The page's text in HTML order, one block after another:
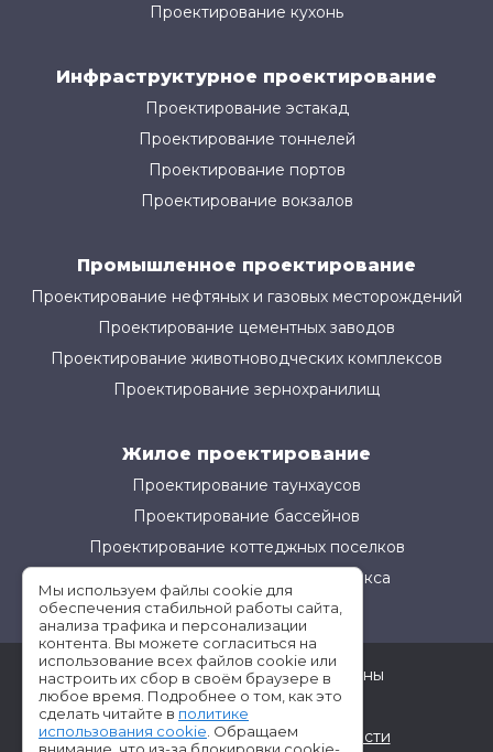
Проектирование кухонь
Инфраструктурное проектирование
Проектирование эстакад
Проектирование тоннелей
Проектирование портов
Проектирование вокзалов
Промышленное проектирование
Проектирование нефтяных и газовых месторождений
Проектирование цементных заводов
Проектирование животноводческих комплексов
Проектирование зернохранилищ
Жилое проектирование
Проектирование таунхаусов
Проектирование бассейнов
Проектирование коттеджных поселков
Проектирование жилого комплекса
©АМ-Проект все права защищены
Условия использования
Политика конфиденциальности
Мы используем файлы cookie для
обеспечения стабильной работы сайта,
анализа трафика и персонализации
контента. Вы можете согласиться на
использование всех файлов cookie или
настроить их сбор в своём браузере в
любое время. Подробнее о том, как это
сделать читайте в политике
использования cookie . Обращаем